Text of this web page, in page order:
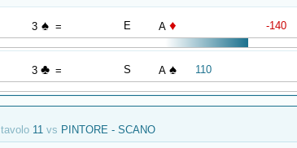
3 ♠ = E A ♦ -140
3 ♣ = S A ♠ 110
tavolo 11 vs PINTORE - SCANO